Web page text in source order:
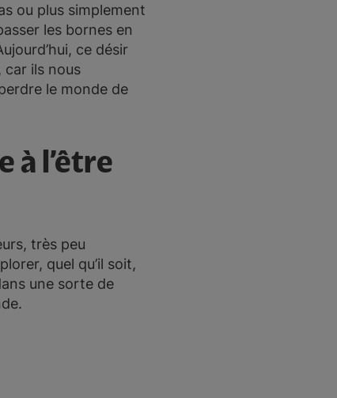
ou plus simplement
les bornes en
ce désir
car ils nous
le monde de
à l’être
très peu
quel qu’il soit,
une sorte de